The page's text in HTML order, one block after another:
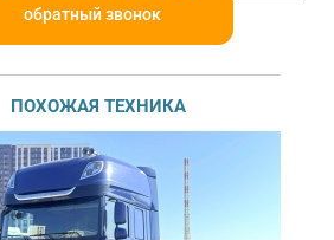
обратный звонок
ПОХОЖАЯ ТЕХНИКА